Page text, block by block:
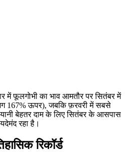
में फूलगोभी का भाव आमतौर पर सितंबर में
167% ऊपर), जबकि फ़रवरी में सबसे
बेहतर दाम के लिए सितंबर के आसपास
रहा है।
रिकॉर्ड